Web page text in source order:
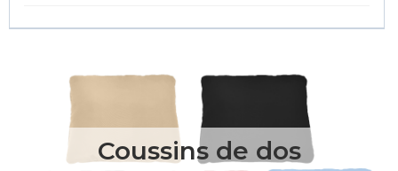
Coussins de dos